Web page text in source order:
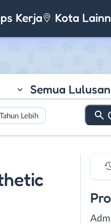
Kerja Kota
Semua Lulusan
Lebih